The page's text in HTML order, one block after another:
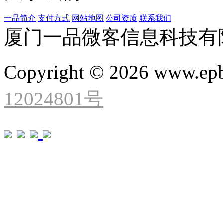
一品简介 支付方式 网站地图 公司资质 联系我们
厦门一品微客信息科技
Copyright © 2026
12024801号